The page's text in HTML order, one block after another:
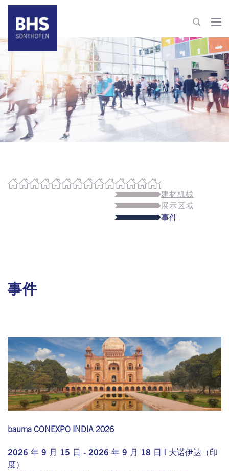
+86 22 82126263
building-materials@bhs-sonthofen.cn
联系信息
建材机械
展示区域
事件
事件
bauma CONEXPO INDIA 2026
2026 年 9 月 15 日 - 2026 年 9 月 18 日 | 大诺伊达（印
度）